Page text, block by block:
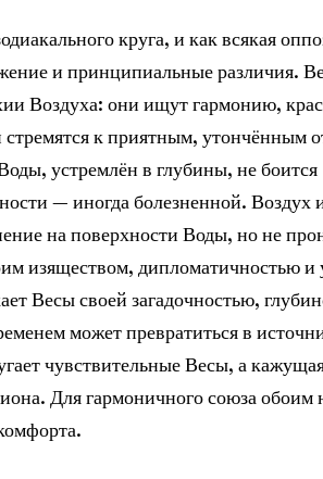
круга, и как всякая
и принципиальные различия.
Воздуха: они ищут гармонию,
стремятся к приятным, утончённым
устремлён в глубины, не боится
— иногда болезненной. Воздух
на поверхности Воды, но не
изяществом, дипломатичностью и
Весы своей загадочностью,
может превратиться в
чувствительные Весы, а
Для гармоничного союза обоим